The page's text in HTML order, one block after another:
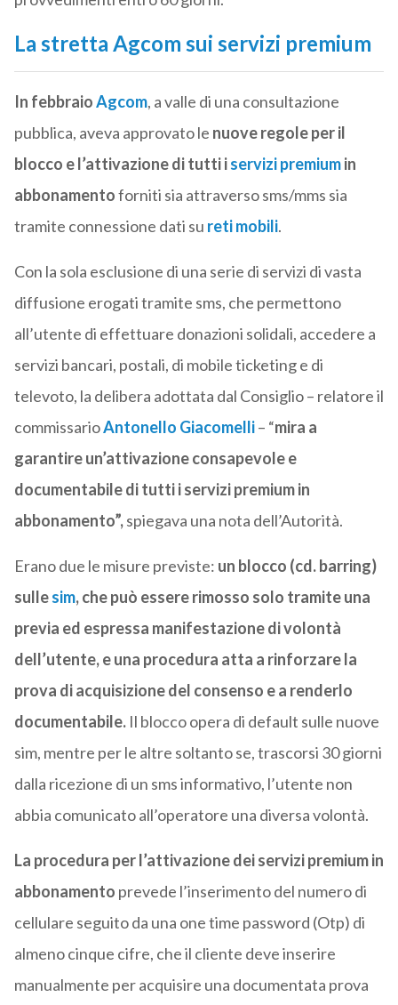
La stretta Agcom sui servizi premium
In febbraioAgcom, a valle di una consultazione
pubblica, aveva approvato le nuove regole per il
blocco e l’attivazione di tutti iservizi premiumin
abbonamentoforniti sia attraverso sms/mms sia
tramite connessione dati su reti mobili.
Con la sola esclusione di una serie di servizi di vasta
diffusione erogati tramite sms, che permettono
all’utente di effettuare donazioni solidali, accedere a
servizi bancari, postali, di mobile ticketing e di
televoto, la delibera adottata dal Consiglio – relatore il
commissarioAntonello Giacomelli– “mira a
garantire un’attivazione consapevole e
documentabile di tutti i servizi premium in
abbonamento”,spiegava una nota dell’Autorità.
Erano due le misure previste: un blocco (cd. barring)
sullesim, che può essere rimosso solo tramite una
previa ed espressa manifestazione di volontà
dell’utente, e una procedura atta a rinforzare la
prova di acquisizione del consenso e a renderlo
documentabile.Il blocco opera di default sulle nuove
sim, mentre per le altre soltanto se, trascorsi 30 giorni
dalla ricezione di un sms informativo, l’utente non
abbia comunicato all’operatore una diversa volontà.
La procedura per l’attivazione dei servizi premium in
abbonamento prevede l’inserimento del numero di
cellulare seguito da una one time password (Otp) di
almeno cinque cifre, che il cliente deve inserire
manualmente per acquisire una documentata prova